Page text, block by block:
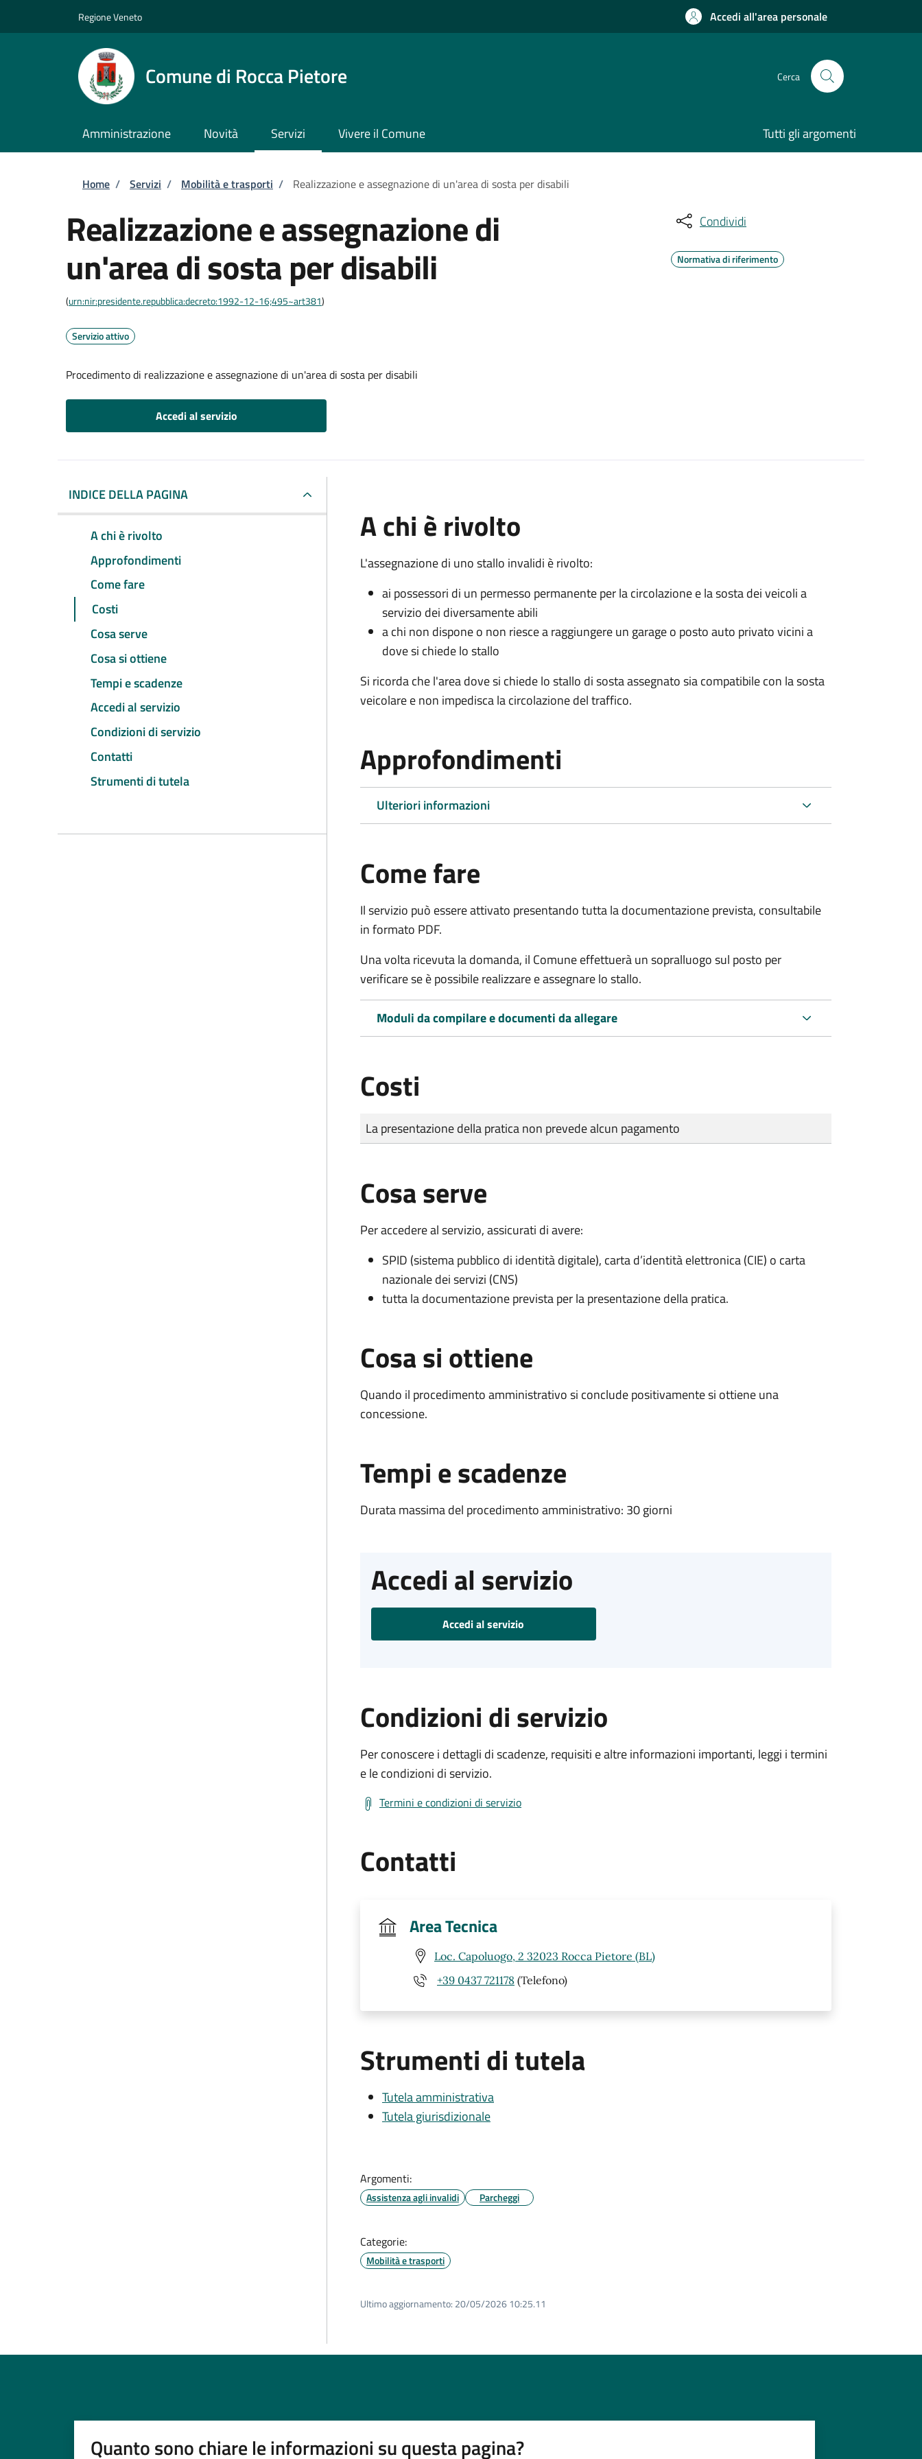
Regione Veneto Accedi all'area personale
Comune di Rocca Pietore Cerca
Amministrazione Novità Servizi Vivere il Comune Tutti gli argomenti
Briciole di pane
Home / Servizi / Mobilità e trasporti / Realizzazione e assegnazione di un'area di sosta per disabili
Realizzazione e assegnazione di
un'area di sosta per disabili
(urn:nir:presidente.repubblica:decreto:1992-12-16;495~art381)
Servizio attivo
Procedimento di realizzazione e assegnazione di un'area di sosta per disabili
Accedi al servizio
Condividi
Normativa di riferimento
INDICE DELLA PAGINA
A chi è rivolto
Approfondimenti
Come fare
Costi
Cosa serve
Cosa si ottiene
Tempi e scadenze
Accedi al servizio
Condizioni di servizio
Contatti
Strumenti di tutela
A chi è rivolto
L'assegnazione di uno stallo invalidi è rivolto:
ai possessori di un permesso permanente per la circolazione e la sosta dei veicoli a
servizio dei diversamente abili
a chi non dispone o non riesce a raggiungere un garage o posto auto privato vicini a
dove si chiede lo stallo
Si ricorda che l'area dove si chiede lo stallo di sosta assegnato sia compatibile con la sosta
veicolare e non impedisca la circolazione del traffico.
Approfondimenti
Ulteriori informazioni
Come fare
Il servizio può essere attivato presentando tutta la documentazione prevista, consultabile
in formato PDF.
Una volta ricevuta la domanda, il Comune effettuerà un sopralluogo sul posto per
verificare se è possibile realizzare e assegnare lo stallo.
Moduli da compilare e documenti da allegare
Costi
Tipo di pagamento
Importo
La presentazione della pratica non prevede alcun pagamento
Cosa serve
Per accedere al servizio, assicurati di avere:
SPID (sistema pubblico di identità digitale), carta d’identità elettronica (CIE) o carta
nazionale dei servizi (CNS)
tutta la documentazione prevista per la presentazione della pratica.
Cosa si ottiene
Quando il procedimento amministrativo si conclude positivamente si ottiene una
concessione.
Tempi e scadenze
Durata massima del procedimento amministrativo: 30 giorni
Accedi al servizio
Accedi al servizio
Condizioni di servizio
Per conoscere i dettagli di scadenze, requisiti e altre informazioni importanti, leggi i termini
e le condizioni di servizio.
Termini e condizioni di servizio
Contatti
Area Tecnica
Loc. Capoluogo, 2 32023 Rocca Pietore (BL)
+39 0437 721178 (Telefono)
Strumenti di tutela
Tutela amministrativa
Tutela giurisdizionale
Argomenti:
Assistenza agli invalidi Parcheggi
Categorie:
Mobilità e trasporti
Ultimo aggiornamento: 20/05/2026 10:25.11
Quanto sono chiare le informazioni su questa pagina?